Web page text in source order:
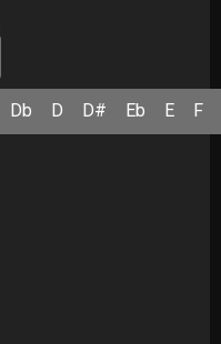
Db D D# Eb E F